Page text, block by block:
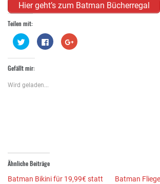
Hier geht’s zum Batman Bücherregal
Teilen mit:
Klick,
um
Twitter
zu
teilen
in
neuem
Klick,
um
Zum
Teilen
Gefällt mir:
Wird geladen...
Ähnliche Beiträge
Batman Bikini für 19,99€ statt
Batman